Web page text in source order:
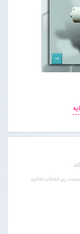
زیر انتخاب نمایید